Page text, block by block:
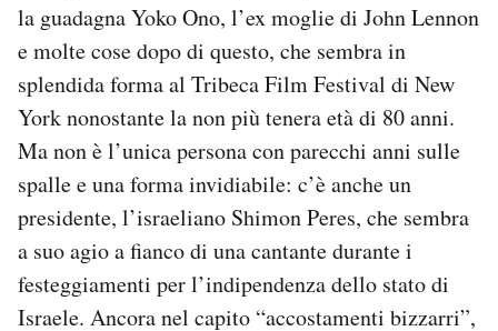
SHOP
CALENDARIO
AREA PERSONALE
Area Personale
Notifiche mobile
Regala il Post
Hai bisogno di aiuto?
la guadagna Yoko Ono, l’ex moglie di John Lennon
e molte cose dopo di questo, che sembra in
splendida forma al Tribeca Film Festival di New
York nonostante la non più tenera età di 80 anni.
Ma non è l’unica persona con parecchi anni sulle
spalle e una forma invidiabile: c’è anche un
presidente, l’israeliano Shimon Peres, che sembra
a suo agio a fianco di una cantante durante i
festeggiamenti per l’indipendenza dello stato di
Israele. Ancora nel capito “accostamenti bizzarri”,